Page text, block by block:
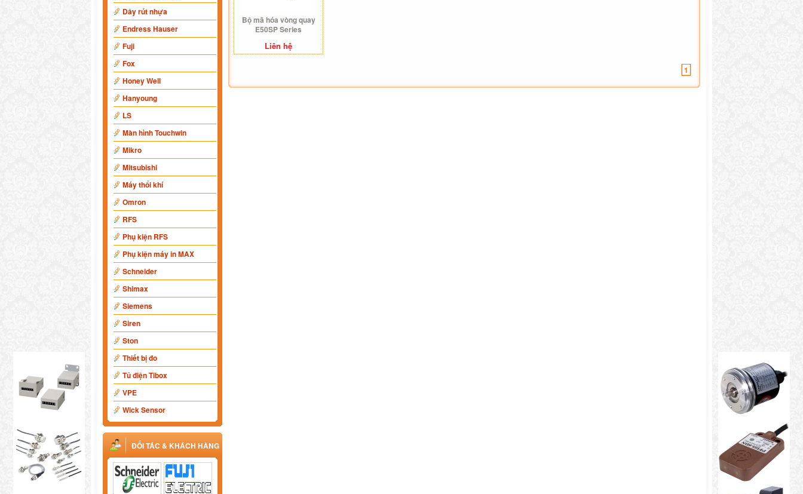
Dây rút nhựa
Endress Hauser
Fuji
Fox
Honey Well
Hanyoung
LS
Màn hình Touchwin
Mikro
Mitsubishi
Máy thổi khí
Omron
RFS
Phụ kiện RFS
Phụ kiện máy in MAX
Schneider
Shimax
Siemens
Siren
Ston
Thiết bị đo
Tủ điện Tibox
VPE
Wick Sensor
ĐỐI TÁC & KHÁCH HÀNG
Bộ mã hóa vòng quay
E50SP Series
Liên hệ
1